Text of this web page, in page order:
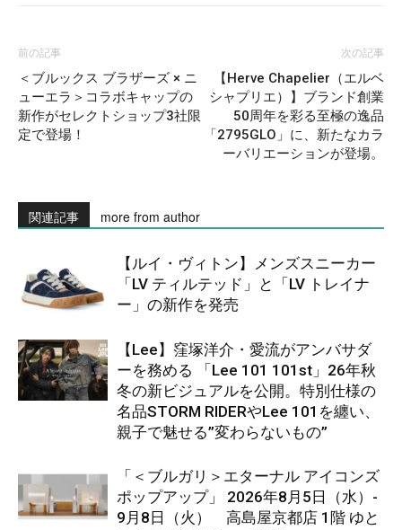
前の記事
＜ブルックス ブラザーズ × ニ
ューエラ＞コラボキャップの
新作がセレクトショップ3社限
定で登場！
次の記事
【Herve Chapelier（エルベ
シャプリエ）】ブランド創業
50周年を彩る至極の逸品
「2795GLO」に、新たなカラ
ーバリエーションが登場。
関連記事 more from author
【ルイ・ヴィトン】メンズスニーカー
「LV ティルテッド」と「LV トレイナ
ー」の新作を発売
【Lee】窪塚洋介・愛流がアンバサダ
ーを務める 「Lee 101 101st」26年秋
冬の新ビジュアルを公開。特別仕様の
名品STORM RIDERやLee 101を纏い、
親子で魅せる”変わらないもの”
「＜ブルガリ＞エターナル アイコンズ
ポップアップ」 2026年8月5日（水）-
9月8日（火） 高島屋京都店 1階 ゆと